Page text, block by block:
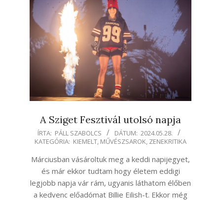
A Sziget Fesztivál utolsó napja
2024-
05-
28
ÍRTA: PÁLL SZABOLCS DÁTUM: 2024.05.28.
KATEGÓRIA: KIEMELT MŰVÉSZSAROK ZENEKRITIKA
Márciusban vásároltuk meg a keddi napijegyet,
és már ekkor tudtam hogy életem eddigi
legjobb napja vár rám, ugyanis láthatom élőben
a kedvenc előadómat Billie Eilish-t. Ekkor még